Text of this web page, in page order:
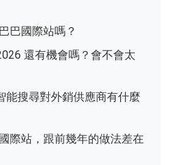
巴國際站嗎？
還有機會嗎？會不會太
能搜尋對外銷供應商有什麼
際站，跟前幾年的做法差在